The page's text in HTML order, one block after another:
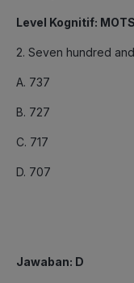
Level Kognitif: MOTS
2. Seven hundred
A. 737
B. 727
C. 717
D. 707
Jawaban: D